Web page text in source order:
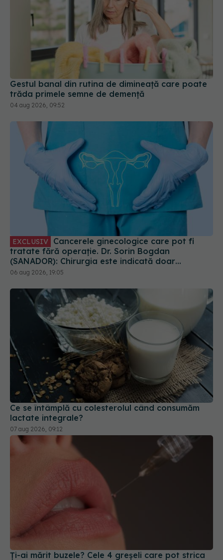
Gestul banal din rutina de dimineață care poate
trăda primele semne de demență
EXCLUSIV
tratate fără operație. Dr. Sorin Bogdan
(SANADOR): Chirurgia este indicată doar
punctual, pentru anumite categorii de paciente
06 aug 2026, 19:05
Ce se întâmplă cu colesterolul când consumăm
lactate integrale?
07 aug 2026, 09:12
Ți-ai mărit buzele? Cele 4 greșeli care pot strica
rezultatul după injectarea cu acid hialuronic